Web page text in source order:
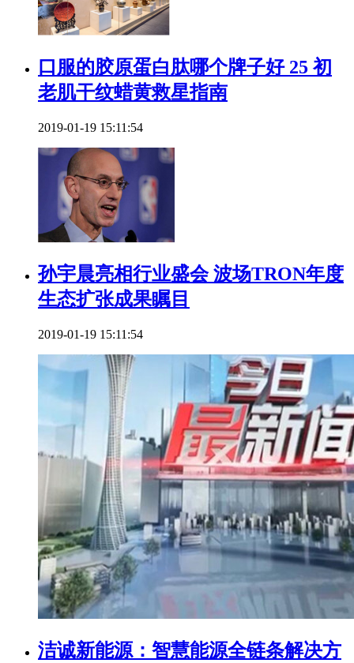
口服的胶原蛋白肽哪个牌子好 25 初
老肌干纹蜡黄救星指南
2019-01-19 15:11:54
​孙宇晨亮相行业盛会 波场TRON年度
生态扩张成果瞩目
2019-01-19 15:11:54
洁诚新能源：智慧能源全链条解决方